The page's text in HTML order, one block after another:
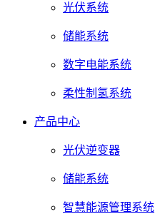
光伏系统
储能系统
数字电能系统
柔性制氢系统
产品中心
光伏逆变器
储能系统
智慧能源管理系统